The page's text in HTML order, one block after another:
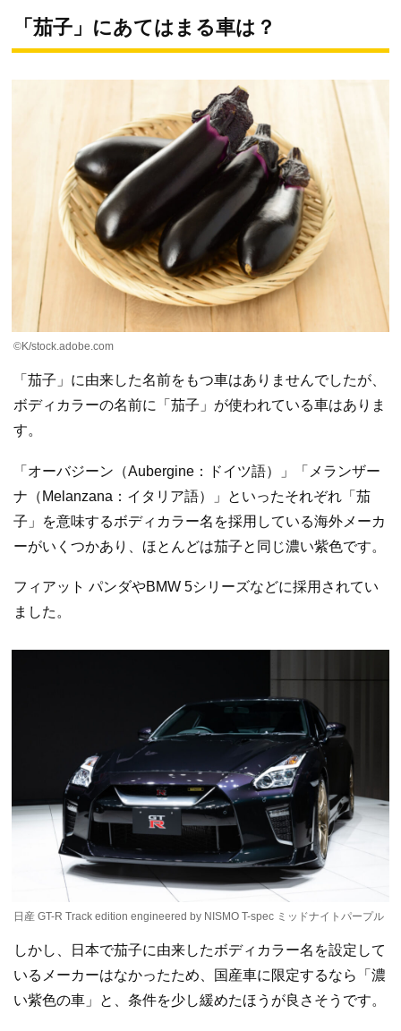
「茄子」にあてはまる車は？
©K/stock.adobe.com
「茄子」に由来した名前をもつ車はありませんでしたが、
ボディカラーの名前に「茄子」が使われている車はありま
す。
「オーバジーン（Aubergine：ドイツ語）」「メランザー
ナ（Melanzana：イタリア語）」といったそれぞれ「茄
子」を意味するボディカラー名を採用している海外メーカ
ーがいくつかあり、ほとんどは茄子と同じ濃い紫色です。
フィアット パンダやBMW 5シリーズなどに採用されてい
ました。
日産 GT-R Track edition engineered by NISMO T-spec ミッドナイトパープル
しかし、日本で茄子に由来したボディカラー名を設定して
いるメーカーはなかったため、国産車に限定するなら「濃
い紫色の車」と、条件を少し緩めたほうが良さそうです。